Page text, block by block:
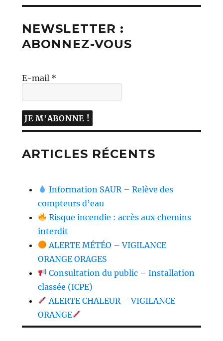
NEWSLETTER :
ABONNEZ-VOUS
E-mail *
ARTICLES RÉCENTS
Information SAUR – Relève des
compteurs d’eau
Risque incendie : accès aux chemins
interdit
ALERTE MÉTÉO – VIGILANCE
ORANGE ORAGES
Consultation du public – Installation
classée (ICPE)
ALERTE CHALEUR – VIGILANCE
ORANGE